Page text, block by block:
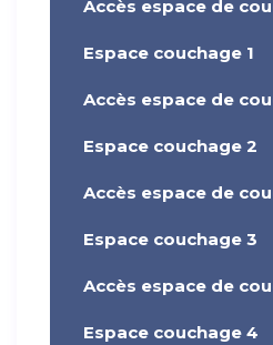
Accès espace de
Espace couchage 1
Accès espace de
Espace couchage 2
Accès espace de
Espace couchage 3
Accès espace de
Espace couchage 4